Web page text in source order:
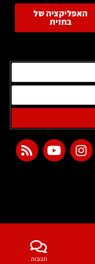
תגובות
האפליקציה של
בחזית